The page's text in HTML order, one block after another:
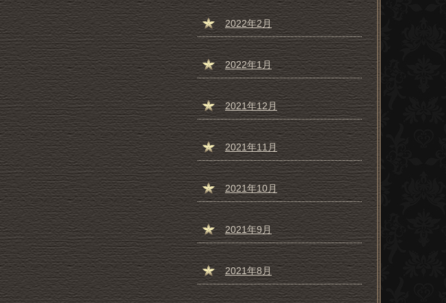
2022年2月
2022年1月
2021年12月
2021年11月
2021年10月
2021年9月
2021年8月